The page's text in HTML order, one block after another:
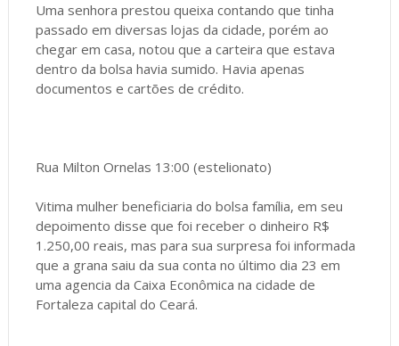
Uma senhora prestou queixa contando que tinha
passado em diversas lojas da cidade, porém ao
chegar em casa, notou que a carteira que estava
dentro da bolsa havia sumido. Havia apenas
documentos e cartões de crédito.
Rua Milton Ornelas 13:00 (estelionato)
Vitima mulher beneficiaria do bolsa família, em seu
depoimento disse que foi receber o dinheiro R$
1.250,00 reais, mas para sua surpresa foi informada
que a grana saiu da sua conta no último dia 23 em
uma agencia da Caixa Econômica na cidade de
Fortaleza capital do Ceará.